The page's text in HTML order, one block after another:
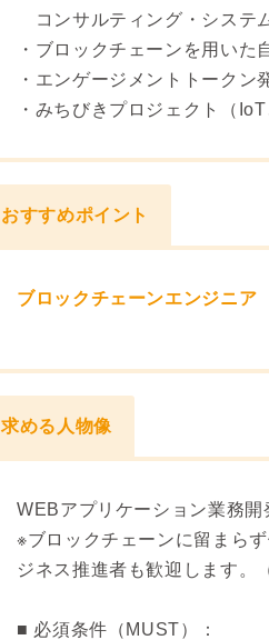
コンサルティング・システ
・ブロックチェーンを用い
・エンゲージメントトークン
・みちびきプロジェクト（
おすすめポイント
ブロックチェーンエンジニ
求める人物像
WEBアプリケーション業務
※ブロックチェーンに留まら
ジネス推進者も歓迎します。
■ 必須条件（MUST）：